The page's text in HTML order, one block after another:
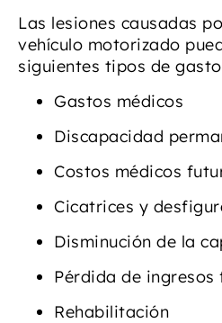
Las lesiones causadas
vehículo motorizado
siguientes tipos de
Gastos médicos
Discapacidad
Costos médicos
Cicatrices y
Disminución de la
Pérdida de ingresos
Rehabilitación